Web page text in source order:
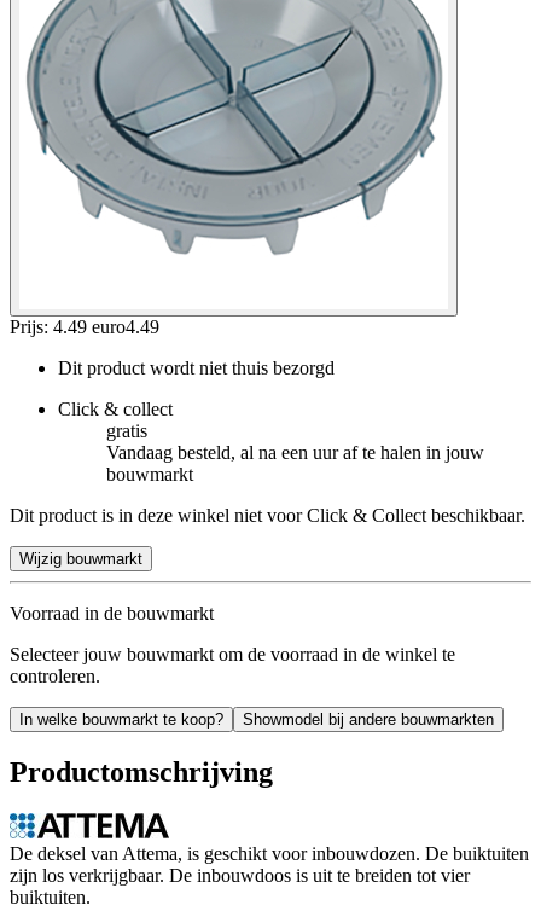
Prijs: 4.49 euro4.49
Dit product wordt niet thuis bezorgd
Click & collect
gratis
Vandaag besteld, al na een uur af te halen in jouw
bouwmarkt
Dit product is in deze winkel niet voor Click & Collect beschikbaar.
Wijzig bouwmarkt
Voorraad in de bouwmarkt
Selecteer jouw bouwmarkt om de voorraad in de winkel te
controleren.
In welke bouwmarkt te koop? Showmodel bij andere bouwmarkten
Productomschrijving
De deksel van Attema, is geschikt voor inbouwdozen. De buiktuiten
zijn los verkrijgbaar. De inbouwdoos is uit te breiden tot vier
buiktuiten.